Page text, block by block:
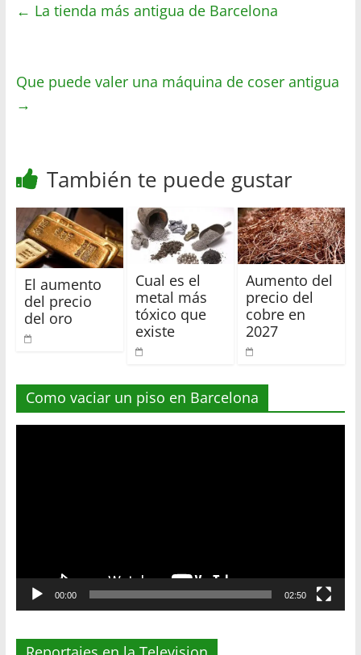
s
p
t
b
k
a
i
← La tienda más antigua de Barcelona
Que puede valer una máquina de coser antigua
→
También te puede gustar
El aumento
del precio
del oro
Cual es el
metal más
tóxico que
existe
Aumento del
precio del
cobre en
2027
Como vaciar un piso en Barcelona
00:00 02:50